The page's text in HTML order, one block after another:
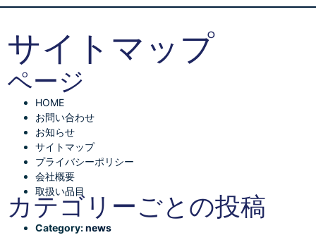
サイトマップ
ページ
HOME
お問い合わせ
お知らせ
サイトマップ
プライバシーポリシー
会社概要
取扱い品目
カテゴリーごとの投稿
Category:news